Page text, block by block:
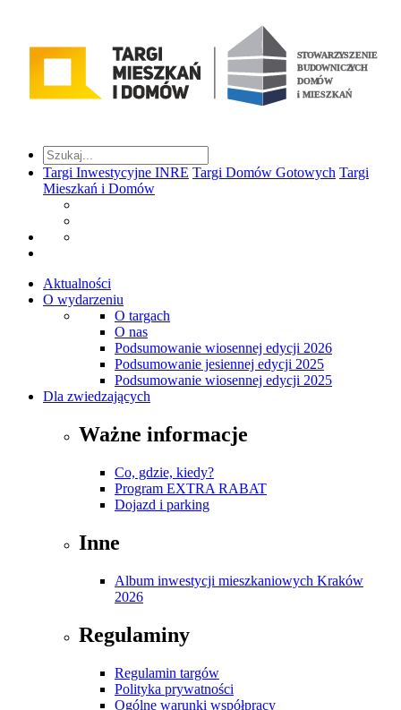
Targi Inwestycyjne INRE Targi Domów Gotowych Targi
Mieszkań i Domów
Aktualności
O wydarzeniu
O targach
O nas
Podsumowanie wiosennej edycji 2026
Podsumowanie jesiennej edycji 2025
Podsumowanie wiosennej edycji 2025
Dla zwiedzających
Ważne informacje
Co, gdzie, kiedy?
Program EXTRA RABAT
Dojazd i parking
Inne
Album inwestycji mieszkaniowych Kraków
2026
Regulaminy
Regulamin targów
Polityka prywatności
Ogólne warunki współpracy